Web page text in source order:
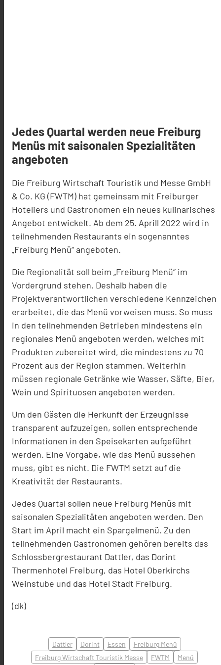
Jedes Quartal werden neue Freiburg
Menüs mit saisonalen Spezialitäten
angeboten
Die Freiburg Wirtschaft Touristik und Messe GmbH
& Co. KG (FWTM) hat gemeinsam mit Freiburger
Hoteliers und Gastronomen ein neues kulinarisches
Angebot entwickelt. Ab dem 25. Aprill 2022 wird in
teilnehmenden Restaurants ein sogenanntes
„Freiburg Menü“ angeboten.
Die Regionalität soll beim „Freiburg Menü“ im
Vordergrund stehen. Deshalb haben die
Projektverantwortlichen verschiedene Kennzeichen
erarbeitet, die das Menü vorweisen muss. So muss
in den teilnehmenden Betrieben mindestens ein
regionales Menü angeboten werden, welches mit
Produkten zubereitet wird, die mindestens zu 70
Prozent aus der Region stammen. Weiterhin
müssen regionale Getränke wie Wasser, Säfte, Bier,
Wein und Spirituosen angeboten werden.
Um den Gästen die Herkunft der Erzeugnisse
transparent aufzuzeigen, sollen entsprechende
Informationen in den Speisekarten aufgeführt
werden. Eine Vorgabe, wie das Menü aussehen
muss, gibt es nicht. Die FWTM setzt auf die
Kreativität der Restaurants.
Jedes Quartal sollen neue Freiburg Menüs mit
saisonalen Spezialitäten angeboten werden. Den
Start im April macht ein Spargelmenü. Zu den
teilnehmenden Gastronomen gehören bereits das
Schlossbergrestaurant Dattler, das Dorint
Thermenhotel Freiburg, das Hotel Oberkirchs
Weinstube und das Hotel Stadt Freiburg.
(dk)
Dattler Dorint Essen
Freiburg Menü
Freiburg Wirtschaft Touristik Messe
FWTM
Menü